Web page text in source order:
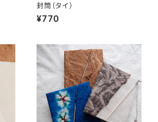
封筒（タイ）
¥770